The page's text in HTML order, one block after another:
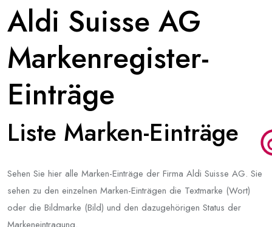
Aldi Suisse AG
Markenregister-
Einträge
Liste Marken-Einträge
Sehen Sie hier alle Marken-Einträge der Firma Aldi Suisse AG. Sie
sehen zu den einzelnen Marken-Einträgen die Textmarke (Wort)
oder die Bildmarke (Bild) und den dazugehörigen Status der